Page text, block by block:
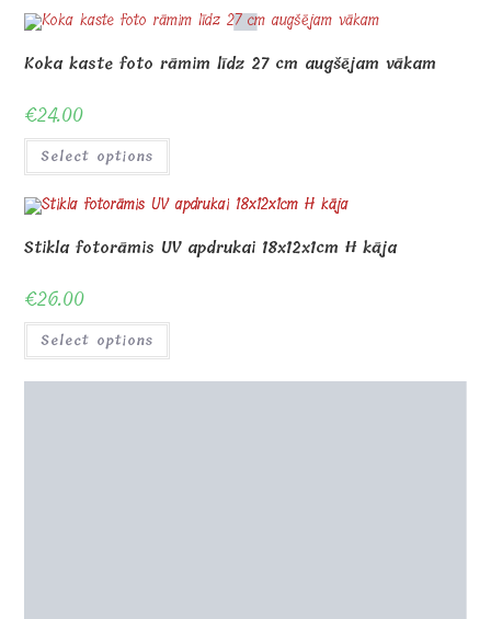
Koka kaste foto rāmim līdz 27 cm augšējam vākam
€24.00
Select options
Stikla fotorāmis UV apdrukai 18x12x1cm H kāja
€26.00
Select options